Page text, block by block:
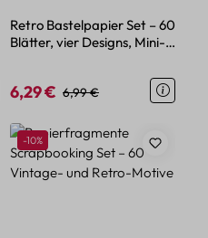
Retro Bastelpapier Set – 60
Blätter, vier Designs, Mini-
Verkaufspreis:
6,29 € Regulärer Preis:
6,99 €
Rabatt
-10%